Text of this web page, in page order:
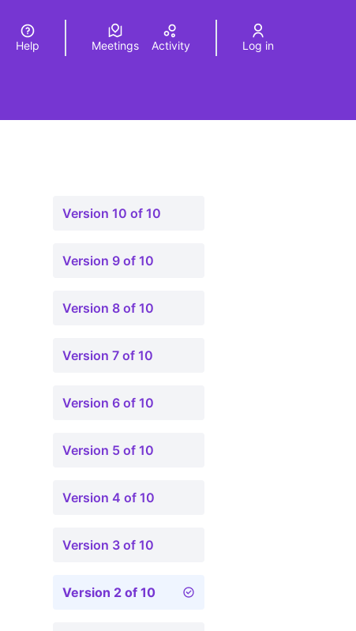
Elegir el idiomaChoose language
Help Meetings Activity Log in
Version 10 of 10
Version 9 of 10
Version 8 of 10
Version 7 of 10
Version 6 of 10
Version 5 of 10
Version 4 of 10
Version 3 of 10
Version 2 of 10